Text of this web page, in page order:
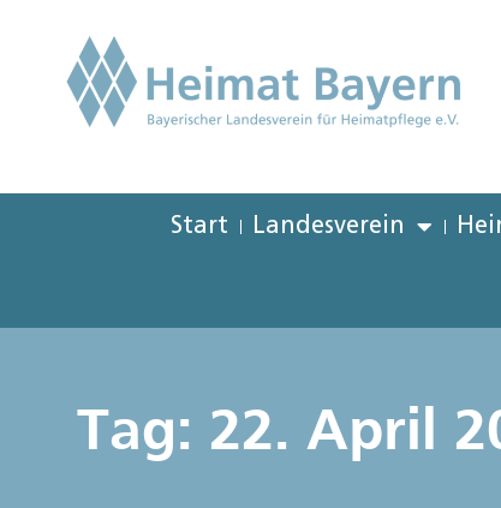
Start Landesverein
Tag: 22. April